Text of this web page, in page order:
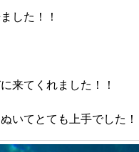
した！！
来てくれました！！
いてとても上手でした